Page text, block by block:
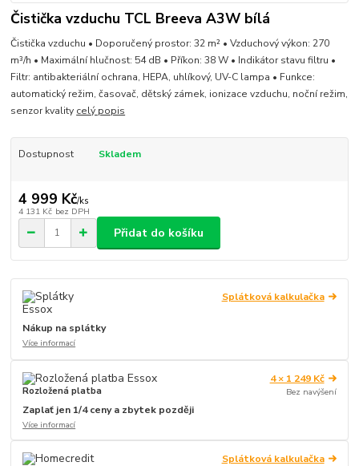
Čistička vzduchu TCL Breeva A3W bílá
Čistička vzduchu • Doporučený prostor: 32 m² • Vzduchový výkon: 270
m³/h • Maximální hlučnost: 54 dB • Příkon: 38 W • Indikátor stavu filtru •
Filtr: antibakteriální ochrana, HEPA, uhlíkový, UV-C lampa • Funkce:
automatický režim, časovač, dětský zámek, ionizace vzduchu, noční režim,
senzor kvality celý popis
Dostupnost Skladem
4 999 Kč/ks
4 131 Kč bez DPH
Přidat do košíku
Splátková kalkulačka
Nákup na splátky
Více informací
Rozložená platba
4 × 1 249 Kč
Bez navýšení
Zaplať jen 1/4 ceny a zbytek později
Více informací
Splátková kalkulačka